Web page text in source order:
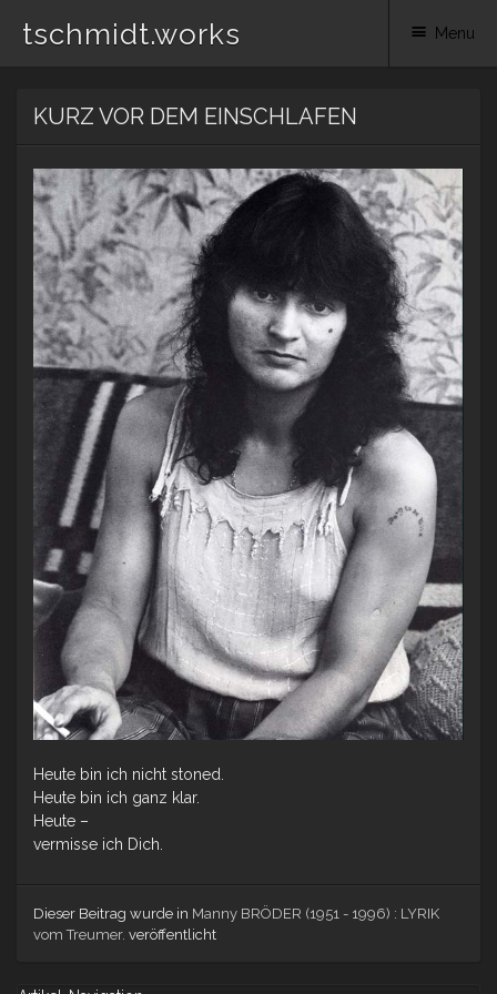
tschmidt.works Menu
content
KURZ VOR DEM EINSCHLAFEN
Heute bin ich nicht stoned.
Heute bin ich ganz klar.
Heute –
vermisse ich Dich.
Dieser Beitrag wurde in Manny BRÖDER (1951 - 1996) : LYRIK
vom Treumer. veröffentlicht